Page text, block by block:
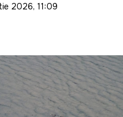
2026, 11:09